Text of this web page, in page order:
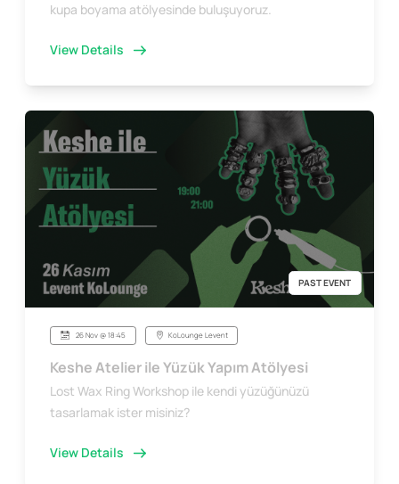
kupa boyama atölyesinde buluşuyoruz.
View Details
PAST EVENT
26 Nov @ 18:45 KoLounge Levent
Keshe Atelier ile Yüzük Yapım Atölyesi
Lost Wax Ring Workshop ile kendi yüzüğünüzü
tasarlamak ister misiniz?
View Details